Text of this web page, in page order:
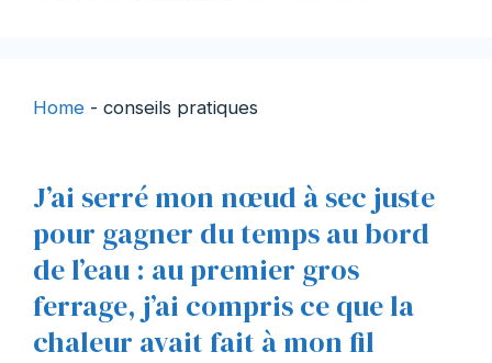
Home - conseils pratiques
J’ai serré mon nœud à sec juste
pour gagner du temps au bord
de l’eau : au premier gros
ferrage, j’ai compris ce que la
chaleur avait fait à mon fil